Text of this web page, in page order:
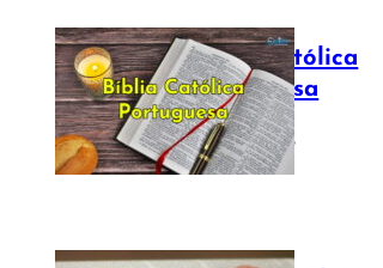
Bíblia Católica
Portuguesa
July 16, 2025